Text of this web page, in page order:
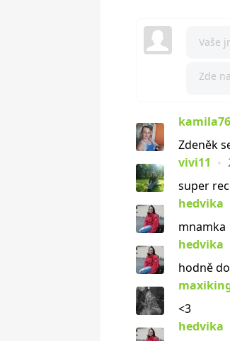
kamila76
Zdeněk
vivi11
super
hedvika
mnamka
hedvika
hodně
<3
hedvika